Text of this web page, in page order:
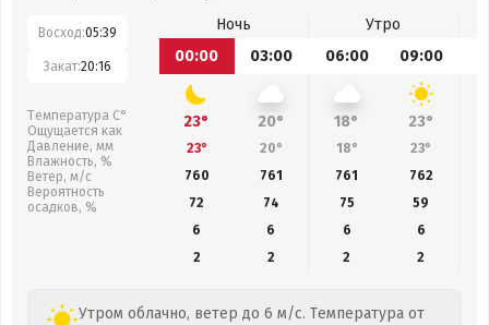
Восход:05:39
Закат:20:16
Температура С°
Ощущается как
Давление, мм
Влажность, %
Ветер, м/с
Вероятность
осадков, %
Ночь
Утро
00:00
03:00 06:00 09:00
23° 20° 18° 23°
23° 20° 18° 23°
760
761 761 762
72
74 75 59
6
6 6
6
2
2 2 2
Утром облачно, ветер до 6 м/с. Температура от